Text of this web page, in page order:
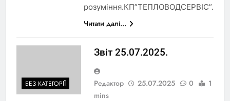
розуміння.КП”ТЕПЛОВОДСЕРВІС”.
Читати далі...
БЕЗ КАТЕГОРІЇ
Звіт 25.07.2025.
Редактор 25.07.2025 0
1
mins